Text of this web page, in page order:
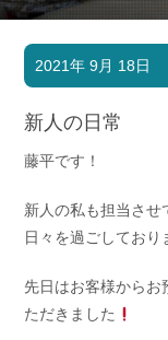
マリンクラブ
マリンライフを堪能した
ボート免許
長年の実績と信頼！
Shop Info.
お問い合わせ
採用情報
2021年 9月 18日
新人の日常
藤平です！
新人の私も担当させ
日々を過ごしており
先日はお客様からお
ただきました